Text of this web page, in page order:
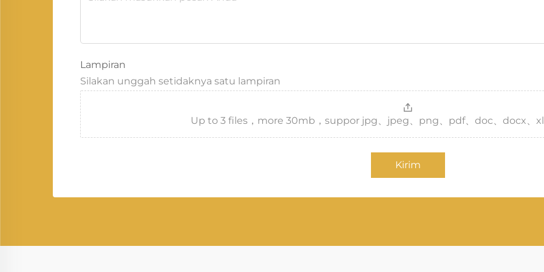
Lampiran
Silakan unggah setidaknya satu lampiran
Up to 3 files，more 30mb，suppor jpg、jpeg、png、pdf、doc、docx、
Kirim